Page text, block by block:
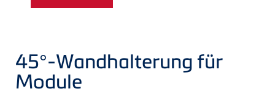
45°-Wandhalterung für
Module